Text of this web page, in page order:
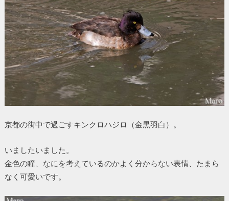
京都の街中で過ごすキンクロハジロ（金黒羽白）。
いましたいました。
金色の瞳、なにを考えているのかよく分からない表情、たまら
なく可愛いです。